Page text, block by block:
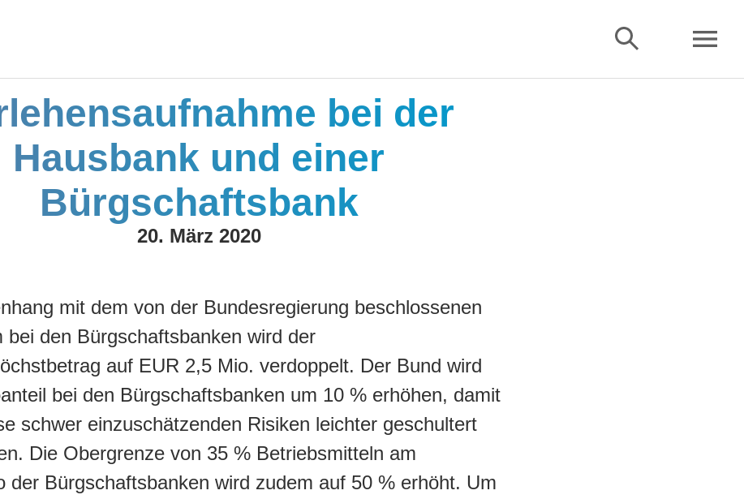
bei der
Hausbank und einer
Bürgschaftsbank
20. März 2020
mit dem von der Bundesregierung beschlossenen
bei den Bürgschaftsbanken wird der
auf EUR 2,5 Mio. verdoppelt. Der Bund wird
bei den Bürgschaftsbanken um 10 % erhöhen, damit
schwer einzuschätzenden Risiken leichter geschultert
Die Obergrenze von 35 % Betriebsmitteln am
der Bürgschaftsbanken wird zudem auf 50 % erhöht. Um